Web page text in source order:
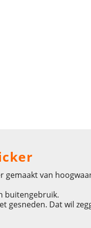
gemaakt van
buitengebruik.
gesneden. Dat wil